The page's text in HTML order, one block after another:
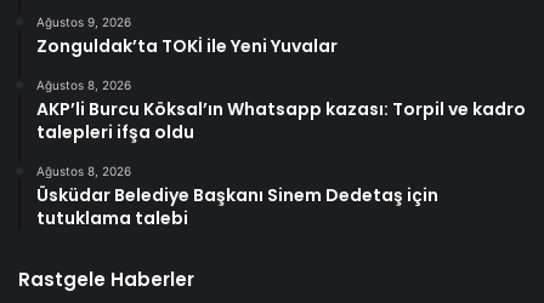
Ağustos 9, 2026
Zonguldak’ta TOKİ ile Yeni Yuvalar
Ağustos 8, 2026
AKP’li Burcu Köksal’ın Whatsapp kazası: Torpil ve kadro
talepleri ifşa oldu
Ağustos 8, 2026
Üsküdar Belediye Başkanı Sinem Dedetaş için
tutuklama talebi
Rastgele Haberler